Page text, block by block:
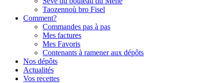
Taozennoù bro Fisel
Comment?
Commandes pas à pas
Mes factures
Mes Favoris
Contenants à ramener aux dépôts
Nos dépôts
Actualités
Vos recettes